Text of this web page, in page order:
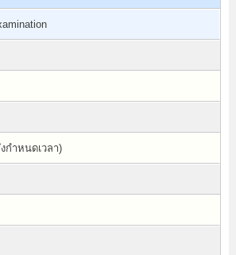
กำหนดเวลา)